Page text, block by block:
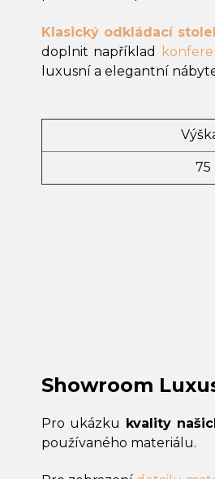
Klasický odkládací
doplnit například
luxusní a elegantní
75
Showroom
Pro ukázku kvality
používaného materiálu.